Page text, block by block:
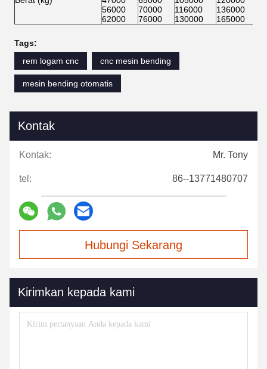
rem logam cnc
cnc mesin bending
Kontak
tel:
Kirimkan kepada kami